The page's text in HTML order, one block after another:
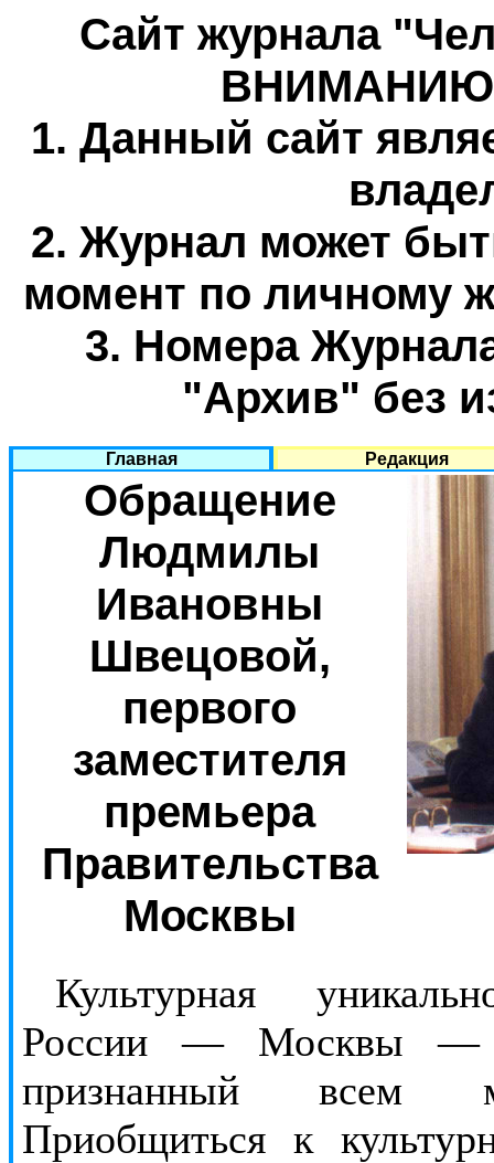
Сайт журнала
ВНИМАНИЮ
1. Данный сайт
2. Журнал может
момент по личному
3. Номера
"Архив" без
Главная Редакция
Обращение
Людмилы
Ивановны
Швецовой,
первого
заместителя
премьера
Правительства
Москвы
Культурная
России — Москвы —
признанный всем
Приобщиться к